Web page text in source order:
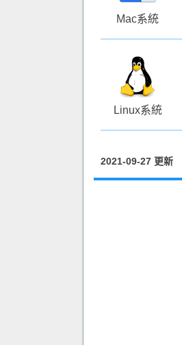
Mac系統
Linux系統
2021-09-27 更新